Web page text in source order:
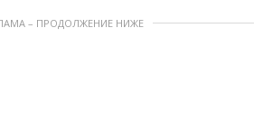
– ПРОДОЛЖЕНИЕ НИЖЕ